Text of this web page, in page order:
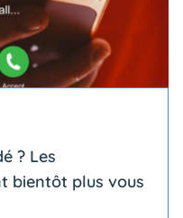
? Les
bientôt plus vous